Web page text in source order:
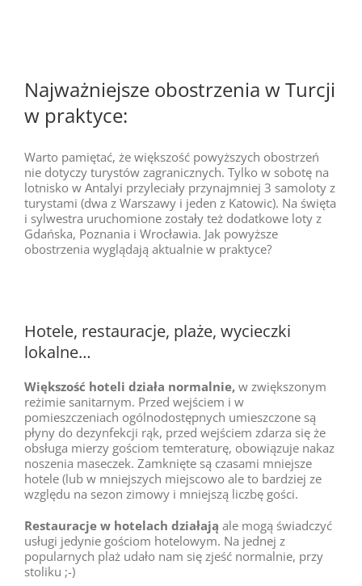
Najważniejsze obostrzenia w Turcji
w praktyce:
Warto pamiętać, że większość powyższych obostrzeń
nie dotyczy turystów zagranicznych. Tylko w sobotę na
lotnisko w Antalyi przyleciały przynajmniej 3 samoloty z
turystami (dwa z Warszawy i jeden z Katowic). Na święta
i sylwestra uruchomione zostały też dodatkowe loty z
Gdańska, Poznania i Wrocławia. Jak powyższe
obostrzenia wyglądają aktualnie w praktyce?
Hotele, restauracje, plaże, wycieczki
lokalne…
Większość hoteli działa normalnie, w zwiększonym
reżimie sanitarnym. Przed wejściem i w
pomieszczeniach ogólnodostępnych umieszczone są
płyny do dezynfekcji rąk, przed wejściem zdarza się że
obsługa mierzy gościom temteraturę, obowiązuje nakaz
noszenia maseczek. Zamknięte są czasami mniejsze
hotele (lub w mniejszych miejscowo ale to bardziej ze
względu na sezon zimowy i mniejszą liczbę gości.
Restauracje w hotelach działają ale mogą świadczyć
usługi jedynie gościom hotelowym. Na jednej z
popularnych plaż udało nam się zjeść normalnie, przy
stoliku ;-)